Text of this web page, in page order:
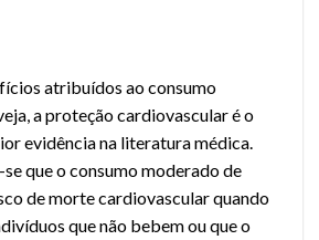
atribuídos ao consumo
a proteção cardiovascular é o
evidência na literatura médica.
que o consumo moderado de
de morte cardiovascular quando
que não bebem ou que o